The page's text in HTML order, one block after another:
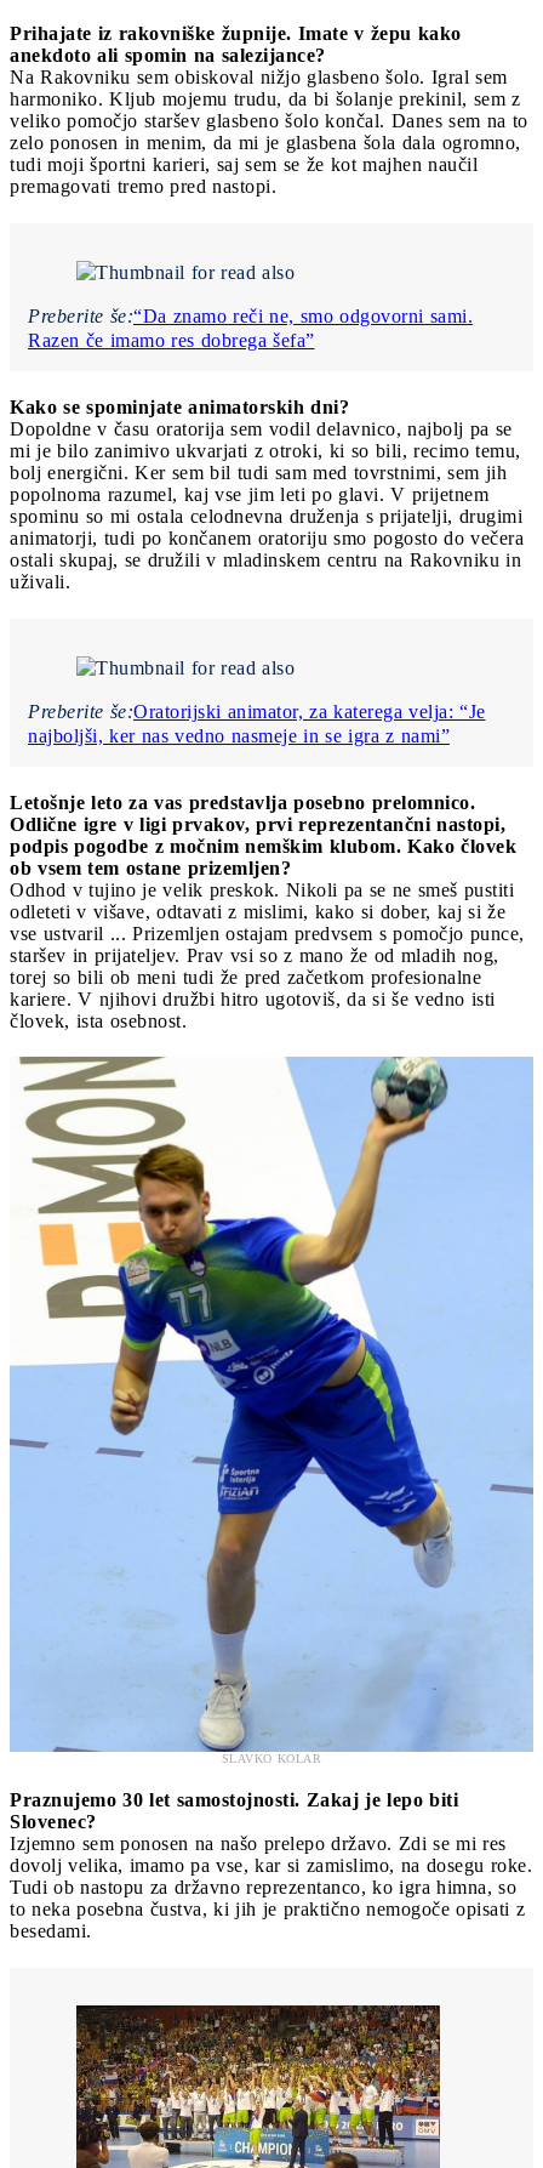
Prihajate iz rakovniške župnije. Imate v žepu kako
anekdoto ali spomin na salezijance?
Na Rakovniku sem obiskoval nižjo glasbeno šolo. Igral sem
harmoniko. Kljub mojemu trudu, da bi šolanje prekinil, sem z
veliko pomočjo staršev glasbeno šolo končal. Danes sem na to
zelo ponosen in menim, da mi je glasbena šola dala ogromno,
tudi moji športni karieri, saj sem se že kot majhen naučil
premagovati tremo pred nastopi.
Preberite še:“Da znamo reči ne, smo odgovorni sami.
Razen če imamo res dobrega šefa”
Kako se spominjate animatorskih dni?
Dopoldne v času oratorija sem vodil delavnico, najbolj pa se
mi je bilo zanimivo ukvarjati z otroki, ki so bili, recimo temu,
bolj energični. Ker sem bil tudi sam med tovrstnimi, sem jih
popolnoma razumel, kaj vse jim leti po glavi. V prijetnem
spominu so mi ostala celodnevna druženja s prijatelji, drugimi
animatorji, tudi po končanem oratoriju smo pogosto do večera
ostali skupaj, se družili v mladinskem centru na Rakovniku in
uživali.
Preberite še:Oratorijski animator, za katerega velja: “Je
najboljši, ker nas vedno nasmeje in se igra z nami”
Letošnje leto za vas predstavlja posebno prelomnico.
Odlične igre v ligi prvakov, prvi reprezentančni nastopi,
podpis pogodbe z močnim nemškim klubom. Kako človek
ob vsem tem ostane prizemljen?
Odhod v tujino je velik preskok. Nikoli pa se ne smeš pustiti
odleteti v višave, odtavati z mislimi, kako si dober, kaj si že
vse ustvaril ... Prizemljen ostajam predvsem s pomočjo punce,
staršev in prijateljev. Prav vsi so z mano že od mladih nog,
torej so bili ob meni tudi že pred začetkom profesionalne
kariere. V njihovi družbi hitro ugotoviš, da si še vedno isti
človek, ista osebnost.
SLAVKO KOLAR
Praznujemo 30 let samostojnosti. Zakaj je lepo biti
Slovenec?
Izjemno sem ponosen na našo prelepo državo. Zdi se mi res
dovolj velika, imamo pa vse, kar si zamislimo, na dosegu roke.
Tudi ob nastopu za državno reprezentanco, ko igra himna, so
to neka posebna čustva, ki jih je praktično nemogoče opisati z
besedami.